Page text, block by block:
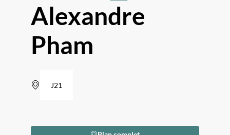
Alexandre
Pham
J21